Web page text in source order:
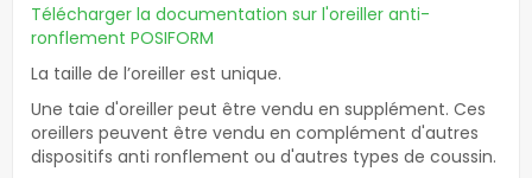
Télécharger la documentation sur l'oreiller anti-
ronflement POSIFORM
La taille de l’oreiller est unique.
Une taie d'oreiller peut être vendu en supplément. Ces
oreillers peuvent être vendu en complément d'autres
dispositifs anti ronflement ou d'autres types de coussin.